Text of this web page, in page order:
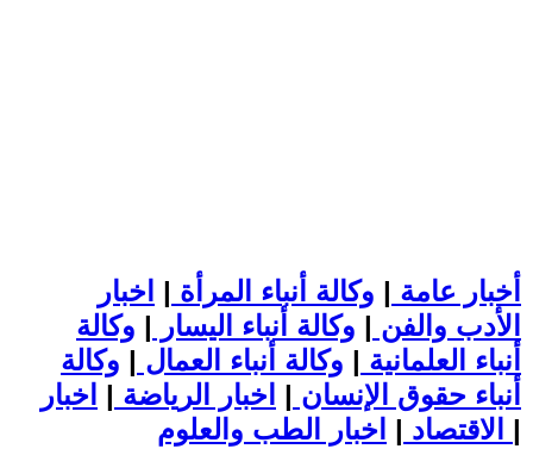
أخبار عامة | وكالة أنباء المرأة | اخبار
الأدب والفن | وكالة أنباء اليسار | وكالة
أنباء العلمانية | وكالة أنباء العمال | وكالة
أنباء حقوق الإنسان | اخبار الرياضة | اخبار
الاقتصاد | |